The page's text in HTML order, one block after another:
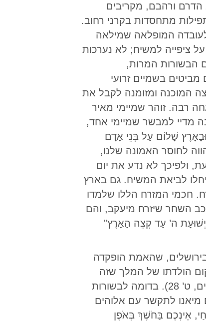
הדרם ורהבם, מקריבים
מתחסדות בקרני רחוב.
המופלאה שמילאה
ציפייה למשיח; לא נערכות
הבשורות המרות,
בשמיים זרועי
המוכנה ומזומנה לקבל את
רבה. זוהר שמיימי מאיר
מדיי למבשר שמיימי אחד,
שָׁלוֹם עַל בְּנֵי אָדָם
מהווה לחוסר האמונה שלנו,
ולפיכך לא נדע את יום
לביאת המשיח. גם בארץ
חכמי המזרח הללו שלמדו
השחר שיזרח מיעקב, והם
ה’ עַד קְצֵה הָאָרֶץ”
שהאמת הופקדה
הולדתו של המלך שזה
עתה נולד. “לַמְחַכִּים לוֹ לִישׁוּעָה,” המשיח “יוֹפִיעַ שֵׁנִית – שֶׁלֹּא לְעִנְיַן הַחֵטְא” (האיגרת אל העברים, ט’ 28). בדומה לבשורות
לתקשר עם אלוהים
אֵינְכֶם בַּחֹשֶׁךְ בְּאֹפֶן